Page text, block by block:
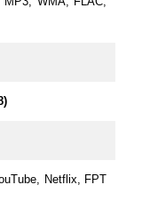
Netflix, FPT